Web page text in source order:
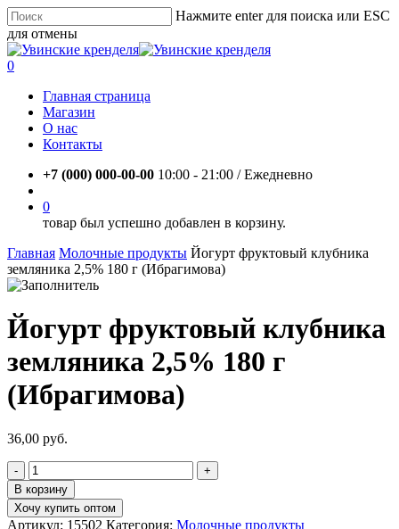
Skip
to
main
content
Нажмите enter для поиска или ESC
для отмены
Close
Search
account
0
Главная страница
Магазин
О нас
Контакты
+7 (000) 000-00-00 10:00 - 21:00 / Eжедневно
0
товар был успешно добавлен в корзину.
Главная Молочные продукты Йогурт фруктовый клубника
земляника 2,5% 180 г (Ибрагимова)
Йогурт фруктовый клубника
земляника 2,5% 180 г
(Ибрагимова)
36,00 руб.
Количество
товара
Йогурт
фруктовый
В корзину
Хочу купить оптом
Артикул: 15502 Категория: Молочные продукты